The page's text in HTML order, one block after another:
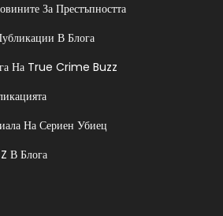
За Престъпността
В Блога
На True Crime Buzz
На Сериен Убиец
В Блога